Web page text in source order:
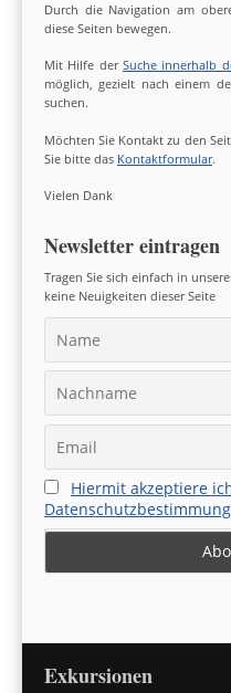
Durch die Navigation am
diese Seiten bewegen.
Mit Hilfe der Suche innerhalb
möglich, gezielt nach einem
suchen.
Möchten Sie Kontakt zu den
Sie bitte das Kontaktformular.
Vielen Dank
Newsletter eintragen
Tragen Sie sich einfach in
keine Neuigkeiten dieser Seite
Hiermit akzeptiere
Exkursionen